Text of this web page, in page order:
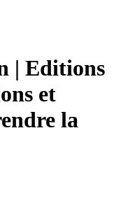
| Editions
et
la